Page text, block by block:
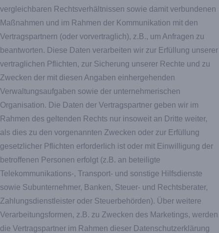
vergleichbaren Rechtsverhältnissen sowie damit verbundenen
Maßnahmen und im Rahmen der Kommunikation mit den
Vertragspartnern (oder vorvertraglich), z.B., um Anfragen zu
beantworten. Diese Daten verarbeiten wir zur Erfüllung unserer
vertraglichen Pflichten, zur Sicherung unserer Rechte und zu
Zwecken der mit diesen Angaben einhergehenden
Verwaltungsaufgaben sowie der unternehmerischen
Organisation. Die Daten der Vertragspartner geben wir im
Rahmen des geltenden Rechts nur insoweit an Dritte weiter,
als dies zu den vorgenannten Zwecken oder zur Erfüllung
gesetzlicher Pflichten erforderlich ist oder mit Einwilligung der
betroffenen Personen erfolgt (z.B. an beteiligte
Telekommunikations-, Transport- und sonstige Hilfsdienste
sowie Subunternehmer, Banken, Steuer- und Rechtsberater,
Zahlungsdienstleister oder Steuerbehörden). Über weitere
Verarbeitungsformen, z.B. zu Zwecken des Marketings, werden
die Vertragspartner im Rahmen dieser Datenschutzerklärung